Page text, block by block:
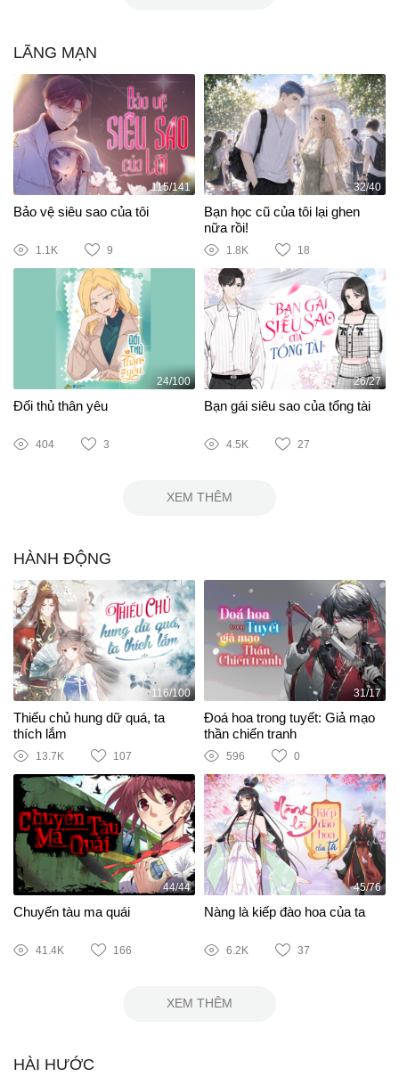
LÃNG MẠN
115/141
Bảo vệ siêu sao của tôi
1.1K 9
32/40
Bạn học cũ của tôi lại ghen
nữa rồi!
1.8K 18
24/100
Đối thủ thân yêu
404 3
26/27
Bạn gái siêu sao của tổng tài
4.5K 27
XEM THÊM
HÀNH ĐỘNG
116/100
Thiếu chủ hung dữ quá, ta
thích lắm
13.7K 107
31/17
Đoá hoa trong tuyết: Giả mạo
thần chiến tranh
596 0
44/44
Chuyến tàu ma quái
41.4K 166
45/76
Nàng là kiếp đào hoa của ta
6.2K 37
XEM THÊM
HÀI HƯỚC